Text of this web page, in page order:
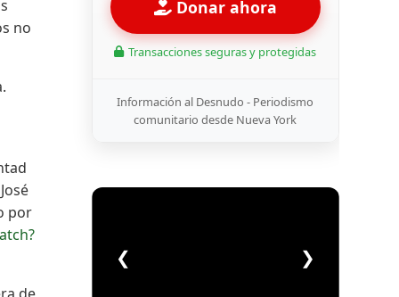
no
por
Donar ahora
Transacciones seguras y protegidas
Información al Desnudo - Periodismo
comunitario desde Nueva York
❮ ❯